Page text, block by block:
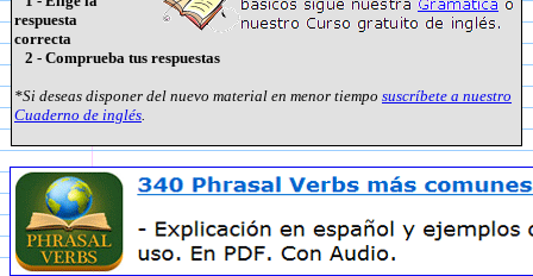
respuesta
correcta
2 - Comprueba tus respuestas
*Si deseas disponer del nuevo material en menor tiempo suscríbete a nuestro
Cuaderno de inglés.